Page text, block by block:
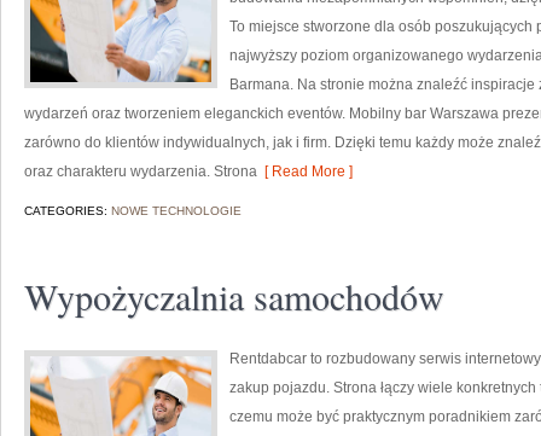
To miejsce stworzone dla osób poszukujących
najwyższy poziom organizowanego
Barmana. Na stronie można znaleźć
wydarzeń oraz tworzeniem eleganckich eventów. Mobilny bar Warszawa
zarówno do klientów indywidualnych, jak i firm. Dzięki temu każdy może
oraz charakteru wydarzenia. Strona [ Read More ]
CATEGORIES: NOWE TECHNOLOGIE
Wypożyczalnia samochodów
Rentdabcar to rozbudowany serwis
zakup pojazdu. Strona łączy wiele
czemu może być praktycznym poradnikiem